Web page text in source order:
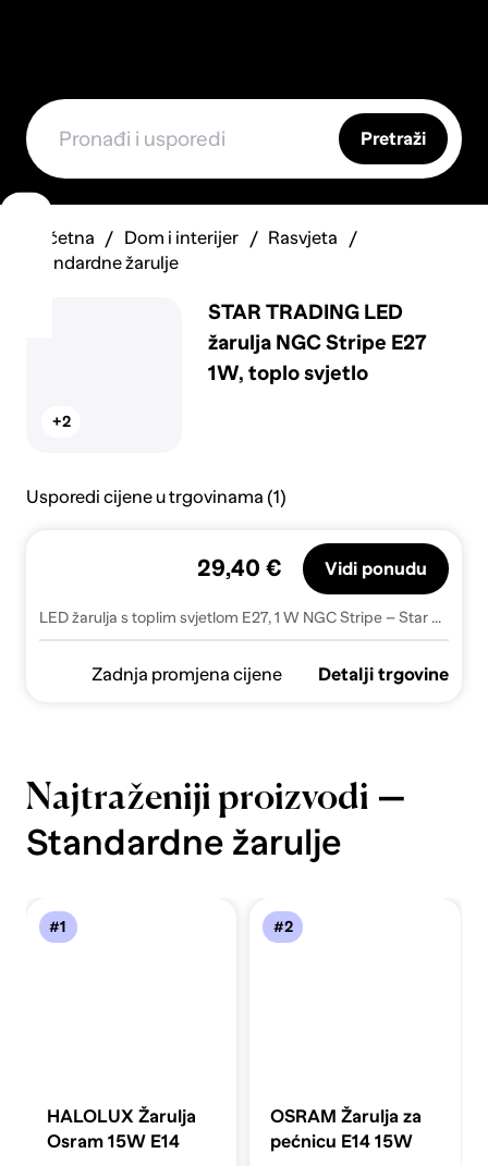
Pretraži
Početna Dom i interijer
Rasvjeta
Standardne žarulje
+2
STAR TRADING LED
žarulja NGC Stripe E27
1W, toplo svjetlo
Usporedi cijene u trgovinama (1)
LED žarulja s toplim svjetlom E27, 1 W NGC Stripe – Star Trading
29,40 € Vidi ponudu
Zadnja promjena cijene Detalji trgovine
Najtraženiji proizvodi —
Standardne žarulje
#1
HALOLUX Žarulja
Osram 15W E14
#2
OSRAM Žarulja za
pećnicu E14 15W